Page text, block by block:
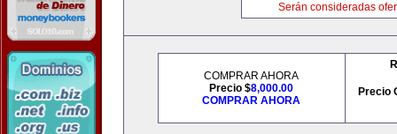
Serán consideradas
COMPRAR AHORA
Precio $8,000.00
COMPRAR AHORA
Precio